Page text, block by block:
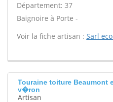
Département: 37
Baignoire à Porte -
Voir la fiche artisan : Sarl
Touraine toiture Beaumont
v�ron
Artisan